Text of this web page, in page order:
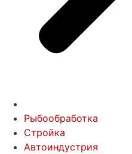
Рыбообработка
Стройка
Автоиндустрия